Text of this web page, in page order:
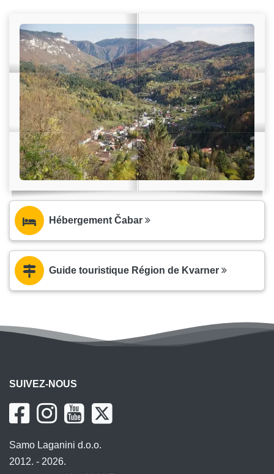
Hébergement Čabar
Guide touristique Région de Kvarner
SUIVEZ-NOUS
Samo Laganini d.o.o.
2012. - 2026.